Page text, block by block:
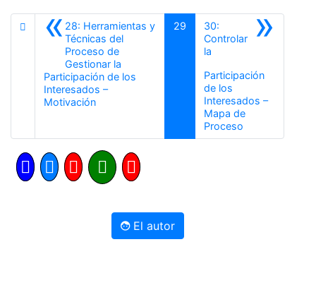
«28: Herramientas y
Técnicas del
Proceso de
Gestionar la
Participación de los
Interesados –
MotivaciónAnterior
29 »
30:
Controlar
la
Participación
de los
Interesados –
Mapa de
ProcesoSiguiente
El autor